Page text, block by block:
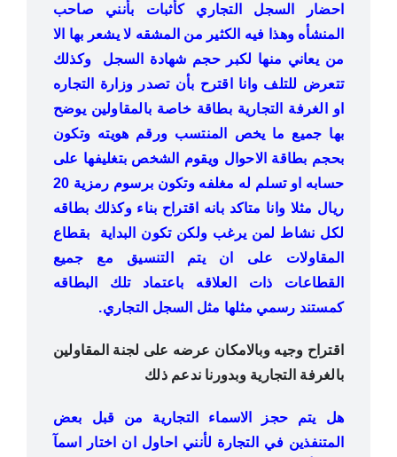
احضار السجل التجاري كأثبات بأنني صاحب
المنشأه وهذا فيه الكثير من المشقه لا يشعر بها الا
من يعاني منها لكبر حجم شهادة السجل وكذلك
تتعرض للتلف وانا اقترح بأن تصدر وزارة التجاره
او الغرفة التجارية بطاقة خاصة بالمقاولين يوضح
بها جميع ما يخص المنتسب ورقم هويته وتكون
بحجم بطاقة الاحوال ويقوم الشخص بتغليفها على
حسابه او تسلم له مغلفه وتكون برسوم رمزية 20
ريال مثلا وانا متاكد بانه اقتراح بناء وكذلك بطاقه
لكل نشاط لمن يرغب ولكن تكون البداية بقطاع
المقاولات على ان يتم التنسيق مع جميع
القطاعات ذات العلاقه باعتماد تلك البطاقه
كمستند رسمي مثلها مثل السجل التجاري.
اقتراح وجيه وبالامكان عرضه على لجنة المقاولين
بالغرفة التجارية وبدورنا ندعم ذلك
هل يتم حجز الاسماء التجارية من قبل بعض
المتنفذين في التجارة لأنني احاول ان اختار اسمآ